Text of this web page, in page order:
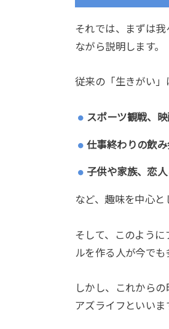
それでは、まずは
ながら説明します。
従来の「生きがい」
スポーツ観戦、
仕事終わりの飲
子供や家族、恋
など、趣味を中心と
そして、このよう
ルを作る人が今でも
しかし、これから
アズライフといい